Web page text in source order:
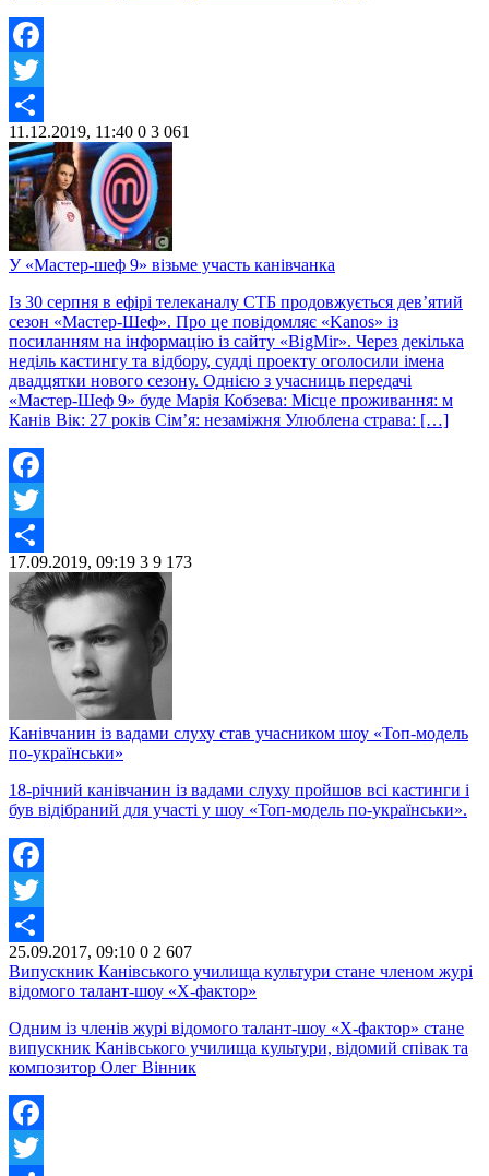
Facebook
Twitter
Share
11.12.2019, 11:40 0 3 061
У «Мастер-шеф 9» візьме участь канівчанка
Із 30 серпня в ефірі телеканалу СТБ продовжується дев’ятий
сезон «Мастер-Шеф». Про це повідомляє «Kanos» із
посиланням на інформацію із сайту «BigMir». Через декілька
неділь кастингу та відбору, судді проекту оголосили імена
двадцятки нового сезону. Однією з учасниць передачі
«Мастер-Шеф 9» буде Марія Кобзева: Місце проживання: м
Канів Вік: 27 років Сім’я: незаміжня Улюблена страва: […]
Facebook
Twitter
Share
17.09.2019, 09:19 3 9 173
Канівчанин із вадами слуху став учасником шоу «Топ-модель
по-українськи»
18-річний канівчанин із вадами слуху пройшов всі кастинги і
був відібраний для участі у шоу «Топ-модель по-українськи».
Facebook
Twitter
Share
25.09.2017, 09:10 0 2 607
Випускник Канівського училища культури стане членом журі
відомого талант-шоу «Х-фактор»
Одним із членів журі відомого талант-шоу «Х-фактор» стане
випускник Канівського училища культури, відомий співак та
композитор Олег Вінник
Facebook